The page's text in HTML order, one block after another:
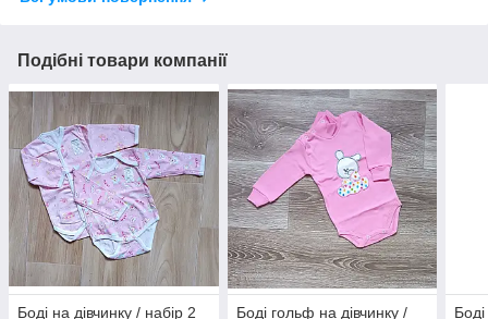
Подібні товари компанії
Боді на дівчинку / набір 2
Боді гольф на дівчинку /